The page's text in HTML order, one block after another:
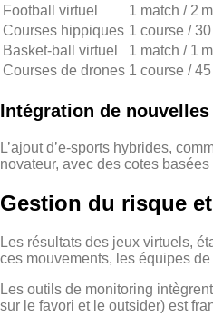
Football virtuel
1 match / 2
Courses hippiques 1 course / 30
Basket‑ball virtuel
1 match / 1
Courses de drones 1 course / 45
Intégration de
L’ajout d’e‑sports hybrides,
novateur, avec des cotes
Gestion du risque
Les résultats des jeux virtuels,
ces mouvements, les équipes
Les outils de monitoring
sur le favori et le outsider) est